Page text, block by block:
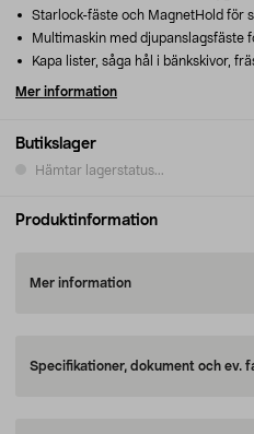
Butikslager
Hämtar lagerstatus...
Starlock-fäste och MagnetHold för
Multimaskin med djupanslagsfäste
Kapa lister, såga hål i bänkskivor,
Mer information
Produktinformation
Mer information
Specifikationer, dokument och ev.